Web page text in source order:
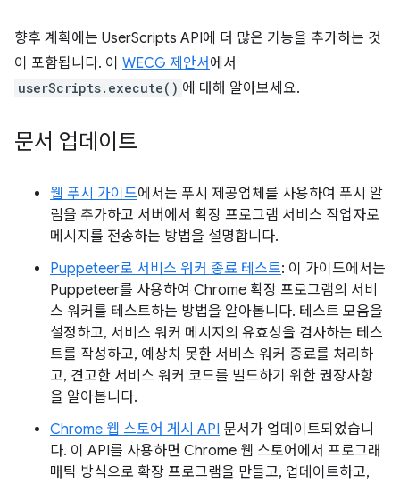
향후 계획에는 UserScripts API에 더 많은 기능을 추가하는 것
이 포함됩니다. 이 WECG 제안서 에서
userScripts.execute() 에 대해 알아보세요.
문서 업데이트
웹 푸시 가이드에서는 푸시 제공업체를 사용하여 푸시 알
림을 추가하고 서버에서 확장 프로그램 서비스 작업자로
메시지를 전송하는 방법을 설명합니다.
Puppeteer로 서비스 워커 종료 테스트: 이 가이드에서는
Puppeteer를 사용하여 Chrome 확장 프로그램의 서비
스 워커를 테스트하는 방법을 알아봅니다. 테스트 모음을
설정하고, 서비스 워커 메시지의 유효성을 검사하는 테스
트를 작성하고, 예상치 못한 서비스 워커 종료를 처리하
고, 견고한 서비스 워커 코드를 빌드하기 위한 권장사항
을 알아봅니다.
Chrome 웹 스토어 게시 API 문서가 업데이트되었습니
다. 이 API를 사용하면 Chrome 웹 스토어에서 프로그래
매틱 방식으로 확장 프로그램을 만들고, 업데이트하고,